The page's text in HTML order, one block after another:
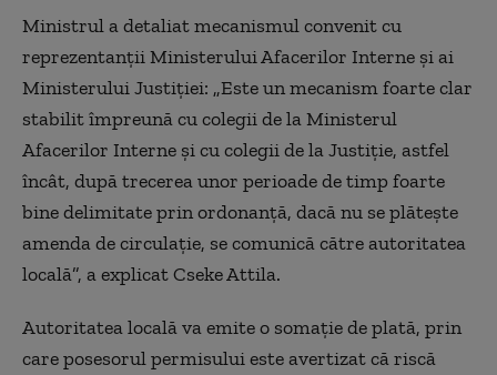
Ministrul a detaliat mecanismul convenit cu
reprezentanții Ministerului Afacerilor Interne și ai
Ministerului Justiției: „Este un mecanism foarte clar
stabilit împreună cu colegii de la Ministerul
Afacerilor Interne și cu colegii de la Justiție, astfel
încât, după trecerea unor perioade de timp foarte
bine delimitate prin ordonanță, dacă nu se plătește
amenda de circulație, se comunică către autoritatea
locală”, a explicat Cseke Attila.
Autoritatea locală va emite o somație de plată, prin
care posesorul permisului este avertizat că riscă